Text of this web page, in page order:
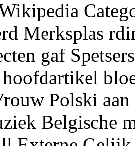
Merksplas
gaf
hoofdartikel
Polski
Belgische